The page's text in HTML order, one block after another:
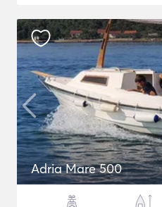
Adria Mare 500